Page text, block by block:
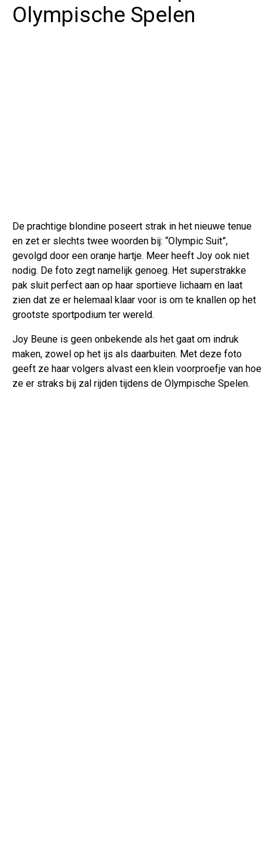
Olympische Spelen
De prachtige blondine poseert strak in het nieuwe tenue
en zet er slechts twee woorden bij: “Olympic Suit”,
gevolgd door een oranje hartje. Meer heeft Joy ook niet
nodig. De foto zegt namelijk genoeg. Het superstrakke
pak sluit perfect aan op haar sportieve lichaam en laat
zien dat ze er helemaal klaar voor is om te knallen op het
grootste sportpodium ter wereld.
Joy Beune is geen onbekende als het gaat om indruk
maken, zowel op het ijs als daarbuiten. Met deze foto
geeft ze haar volgers alvast een klein voorproefje van hoe
ze er straks bij zal rijden tijdens de Olympische Spelen.